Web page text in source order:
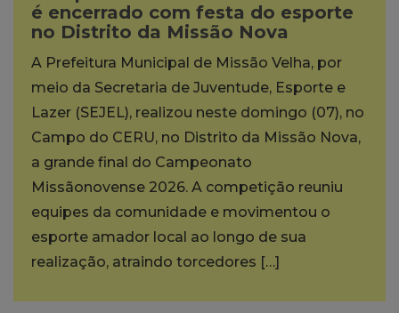
é encerrado com festa do esporte
no Distrito da Missão Nova
A Prefeitura Municipal de Missão Velha, por
meio da Secretaria de Juventude, Esporte e
Lazer (SEJEL), realizou neste domingo (07), no
Campo do CERU, no Distrito da Missão Nova,
a grande final do Campeonato
Missãonovense 2026. A competição reuniu
equipes da comunidade e movimentou o
esporte amador local ao longo de sua
realização, atraindo torcedores […]